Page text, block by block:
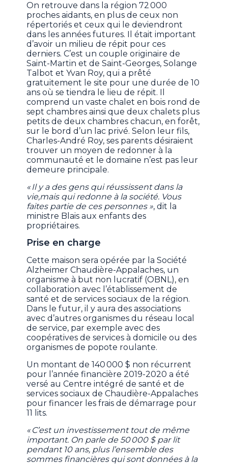
On retrouve dans la région 72 000
proches aidants, en plus de ceux non
répertoriés et ceux qui le deviendront
dans les années futures. Il était important
d’avoir un milieu de répit pour ces
derniers. C’est un couple originaire de
Saint-Martin et de Saint-Georges, Solange
Talbot et Yvan Roy, qui a prêté
gratuitement le site pour une durée de 10
ans où se tiendra le lieu de répit. Il
comprend un vaste chalet en bois rond de
sept chambres ainsi que deux chalets plus
petits de deux chambres chacun, en forêt,
sur le bord d’un lac privé. Selon leur fils,
Charles-André Roy, ses parents désiraient
trouver un moyen de redonner à la
communauté et le domaine n’est pas leur
demeure principale.
« Il y a des gens qui réussissent dans la
vie,mais qui redonne à la société. Vous
faites partie de ces personnes », dit la
ministre Blais aux enfants des
propriétaires.
Prise en charge
Cette maison sera opérée par la Société
Alzheimer Chaudière-Appalaches, un
organisme à but non lucratif (OBNL), en
collaboration avec l’établissement de
santé et de services sociaux de la région.
Dans le futur, il y aura des associations
avec d’autres organismes du réseau local
de service, par exemple avec des
coopératives de services à domicile ou des
organismes de popote roulante.
Un montant de 140 000 $ non récurrent
pour l’année financière 2019-2020 a été
versé au Centre intégré de santé et de
services sociaux de Chaudière-Appalaches
pour financer les frais de démarrage pour
11 lits.
« C’est un investissement tout de même
important. On parle de 50 000 $ par lit
pendant 10 ans, plus l’ensemble des
sommes financières qui sont données à la